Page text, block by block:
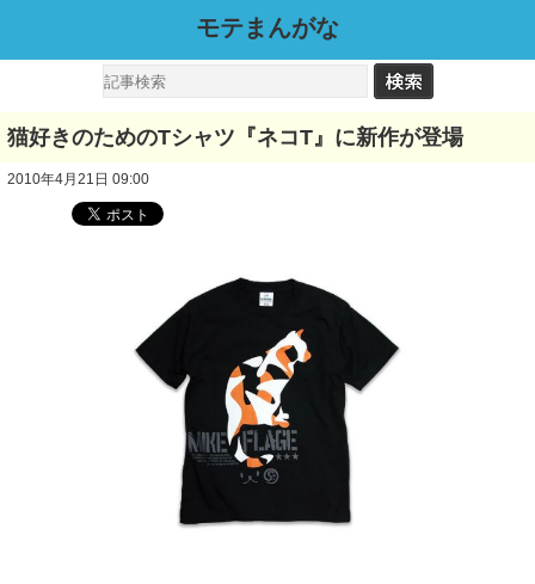
モテまんがな
猫好きのためのTシャツ『ネコT』に新作が登場
2010年4月21日 09:00